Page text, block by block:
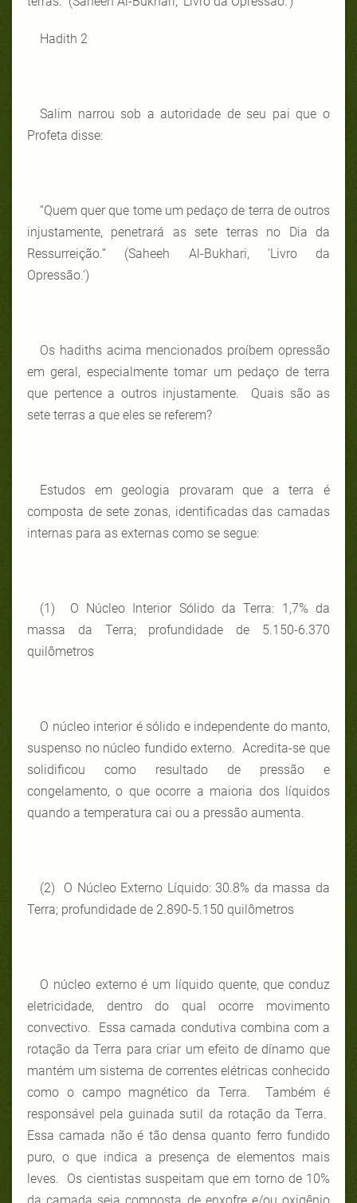
Hadith 2
Salim narrou sob a autoridade de seu pai que o
Profeta disse:
“Quem quer que tome um pedaço de terra de outros
injustamente, penetrará as sete terras no Dia da
Ressurreição.” (Saheeh Al-Bukhari, ‘Livro da
Opressão.’)
Os hadiths acima mencionados proíbem opressão
em geral, especialmente tomar um pedaço de terra
que pertence a outros injustamente. Quais são as
sete terras a que eles se referem?
Estudos em geologia provaram que a terra é
composta de sete zonas, identificadas das camadas
internas para as externas como se segue:
(1) O Núcleo Interior Sólido da Terra: 1,7% da
massa da Terra; profundidade de 5.150-6.370
quilômetros
O núcleo interior é sólido e independente do manto,
suspenso no núcleo fundido externo. Acredita-se que
solidificou como resultado de pressão e
congelamento, o que ocorre a maioria dos líquidos
quando a temperatura cai ou a pressão aumenta.
(2) O Núcleo Externo Líquido: 30.8% da massa da
Terra; profundidade de 2.890-5.150 quilômetros
O núcleo externo é um líquido quente, que conduz
eletricidade, dentro do qual ocorre movimento
convectivo. Essa camada condutiva combina com a
rotação da Terra para criar um efeito de dínamo que
mantém um sistema de correntes elétricas conhecido
como o campo magnético da Terra. Também é
responsável pela guinada sutil da rotação da Terra.
Essa camada não é tão densa quanto ferro fundido
puro, o que indica a presença de elementos mais
leves. Os cientistas suspeitam que em torno de 10%
da camada seja composta de enxofre e/ou oxigênio